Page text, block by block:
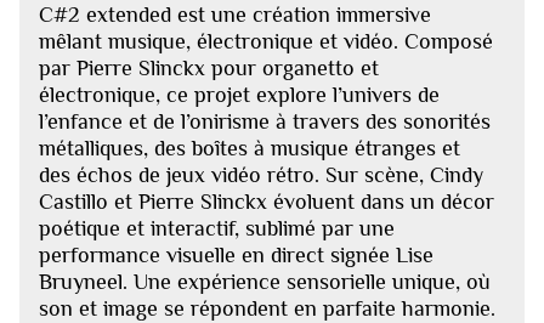
C#2 extended est une création immersive
mêlant musique, électronique et vidéo. Composé
par Pierre Slinckx pour organetto et
électronique, ce projet explore l’univers de
l’enfance et de l’onirisme à travers des sonorités
métalliques, des boîtes à musique étranges et
des échos de jeux vidéo rétro. Sur scène, Cindy
Castillo et Pierre Slinckx évoluent dans un décor
poétique et interactif, sublimé par une
performance visuelle en direct signée Lise
Bruyneel. Une expérience sensorielle unique, où
son et image se répondent en parfaite harmonie.